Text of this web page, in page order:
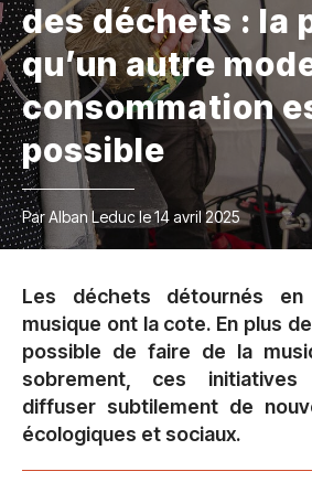
des déchets : la
qu’un autre
consommation
possible
Par Alban Leduc le 14 avril 2025
Les déchets détournés en
musique ont la cote. En plus
possible de faire de la
sobrement, ces
diffuser subtilement de
écologiques et sociaux.